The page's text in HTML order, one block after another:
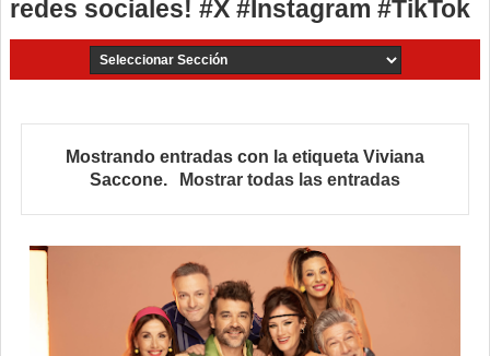
redes sociales! #X #Instagram #TikTok
Mostrando entradas con la etiqueta Viviana
Saccone. Mostrar todas las entradas